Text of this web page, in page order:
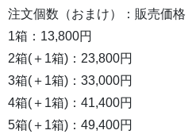
注文個数（おまけ）：販売価格
1箱：13,800円
2箱(＋1箱)：23,800円
3箱(＋1箱)：33,000円
4箱(＋1箱)：41,400円
5箱(＋1箱)：49,400円